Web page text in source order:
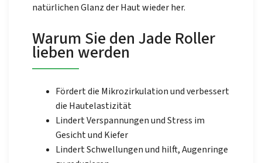
natürlichen Glanz der Haut wieder her.
Warum Sie den Jade Roller
lieben werden
Fördert die Mikrozirkulation und verbessert
die Hautelastizität
Lindert Verspannungen und Stress im
Gesicht und Kiefer
Lindert Schwellungen und hilft, Augenringe